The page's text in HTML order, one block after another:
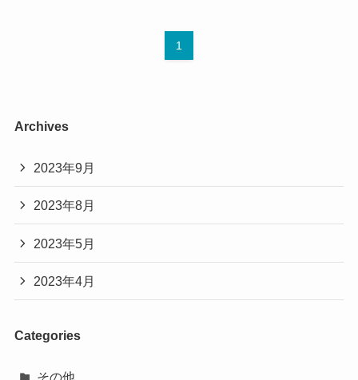
1
Archives
2023年9月
2023年8月
2023年5月
2023年4月
Categories
その他